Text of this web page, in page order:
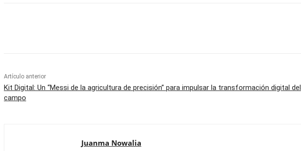
Artículo anterior
Kit Digital: Un “Messi de la agricultura de precisión” para impulsar la transformación digital del
campo
Juanma Nowalia